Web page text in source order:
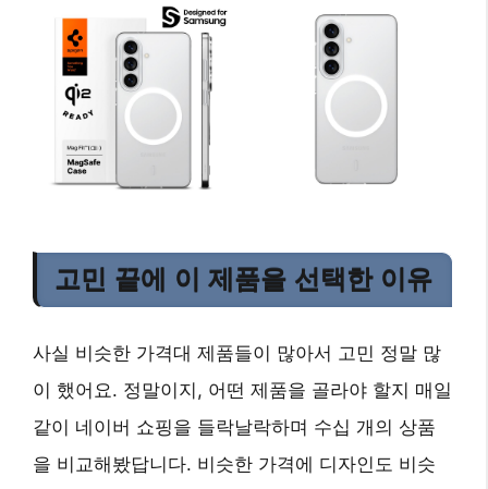
고민 끝에 이 제품을 선택한 이유
사실 비슷한 가격대 제품들이 많아서 고민 정말 많
이 했어요. 정말이지, 어떤 제품을 골라야 할지 매일
같이 네이버 쇼핑을 들락날락하며 수십 개의 상품
을 비교해봤답니다. 비슷한 가격에 디자인도 비슷